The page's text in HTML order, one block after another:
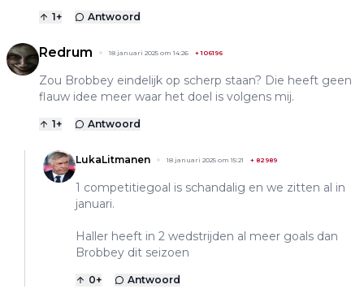
1+ Antwoord
Redrum 18 januari 2025 om 14:26 +106196
Zou Brobbey eindelijk op scherp staan? Die heeft geen
flauw idee meer waar het doel is volgens mij.
1+ Antwoord
LukaLitmanen 18 januari 2025 om 15:21 + 82989
1 competitiegoal is schandalig en we zitten al in
januari.
Haller heeft in 2 wedstrijden al meer goals dan
Brobbey dit seizoen
0+ Antwoord